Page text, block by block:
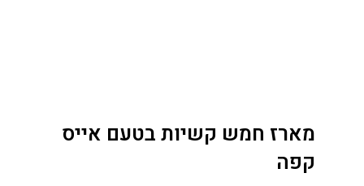
מארז חמש קשיות בטעם אייס
קפה